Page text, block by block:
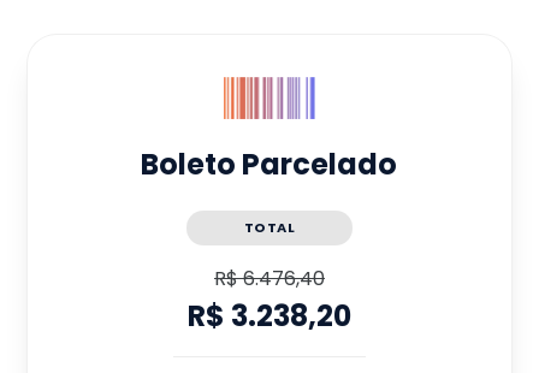
Boleto Parcelado
TOTAL
R$ 6.476,40
R$ 3.238,20